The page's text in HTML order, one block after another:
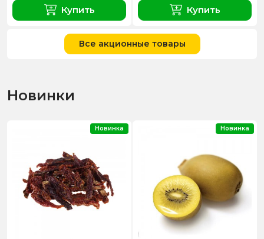
Купить Купить
Все акционные товары
Новинки
Новинка Новинка